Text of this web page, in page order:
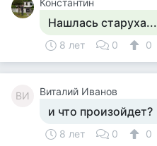
Константин
Нашлась старуха...
8 лет 0 0
ВИ Виталий Иванов
и что произойдет?
8 лет 0 0